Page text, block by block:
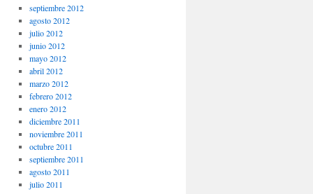
septiembre 2012
agosto 2012
julio 2012
junio 2012
mayo 2012
abril 2012
marzo 2012
febrero 2012
enero 2012
diciembre 2011
noviembre 2011
octubre 2011
septiembre 2011
agosto 2011
julio 2011